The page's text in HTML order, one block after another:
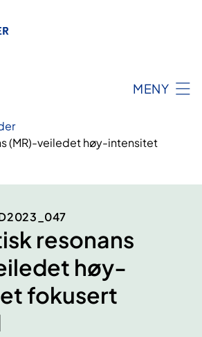
MENY
(MR)-veiledet høy-intensitet
resonans
høy-
fokusert